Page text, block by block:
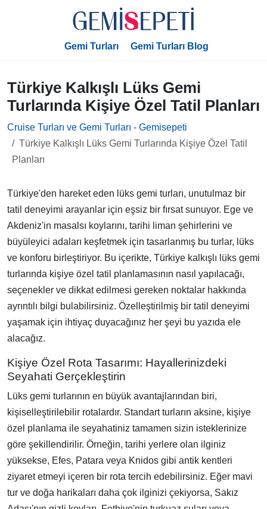
Gemi Turları Gemi Turları Blog
Türkiye Kalkışlı Lüks Gemi
Turlarında Kişiye Özel Tatil Planları
Cruise Turları ve Gemi Turları - Gemisepeti
Türkiye Kalkışlı Lüks Gemi Turlarında Kişiye Özel Tatil
Planları
Türkiye'den hareket eden lüks gemi turları, unutulmaz bir
tatil deneyimi arayanlar için eşsiz bir fırsat sunuyor. Ege ve
Akdeniz'in masalsı koylarını, tarihi liman şehirlerini ve
büyüleyici adaları keşfetmek için tasarlanmış bu turlar, lüks
ve konforu birleştiriyor. Bu içerikte, Türkiye kalkışlı lüks gemi
turlarında kişiye özel tatil planlamasının nasıl yapılacağı,
seçenekler ve dikkat edilmesi gereken noktalar hakkında
ayrıntılı bilgi bulabilirsiniz. Özelleştirilmiş bir tatil deneyimi
yaşamak için ihtiyaç duyacağınız her şeyi bu yazıda ele
alacağız.
Kişiye Özel Rota Tasarımı: Hayallerinizdeki
Seyahati Gerçekleştirin
Lüks gemi turlarının en büyük avantajlarından biri,
kişiselleştirilebilir rotalardır. Standart turların aksine, kişiye
özel planlama ile seyahatiniz tamamen sizin isteklerinize
göre şekillendirilir. Örneğin, tarihi yerlere olan ilginiz
yüksekse, Efes, Patara veya Knidos gibi antik kentleri
ziyaret etmeyi içeren bir rota tercih edebilirsiniz. Eğer mavi
tur ve doğa harikaları daha çok ilginizi çekiyorsa, Sakız